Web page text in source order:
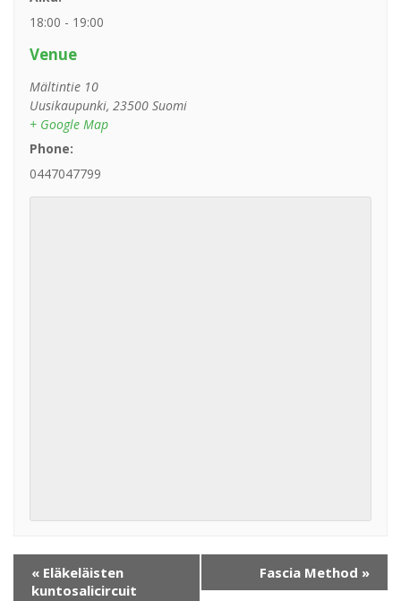
18:00 - 19:00
Venue
Mältintie 10
Uusikaupunki, 23500 Suomi
+ Google Map
Phone:
0447047799
« Eläkeläisten
kuntosalicircuit
Fascia Method »